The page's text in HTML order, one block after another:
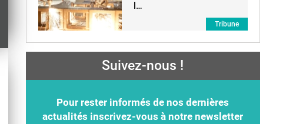
l…
Tribune
Suivez-nous !
Pour rester informés de nos dernières
actualités inscrivez-vous à notre newsletter